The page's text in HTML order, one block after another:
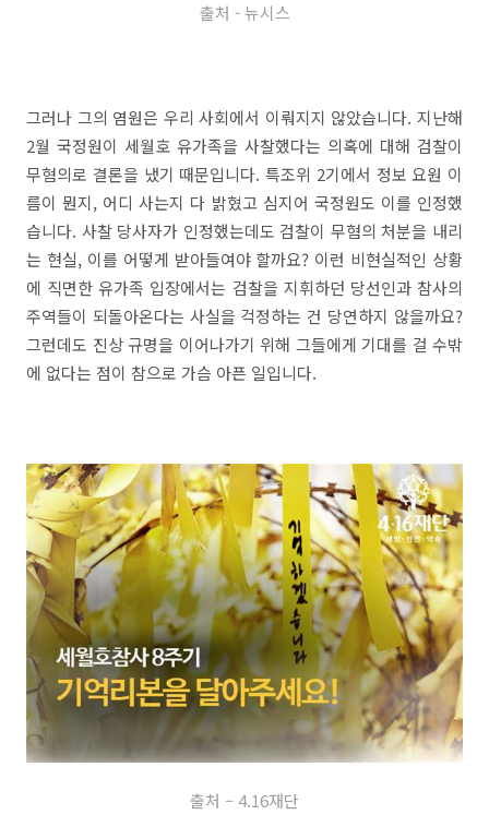
출처 - 뉴시스
그러나 그의 염원은 우리 사회에서 이뤄지지 않았습니다. 지난해
2월 국정원이 세월호 유가족을 사찰했다는 의혹에 대해 검찰이
무혐의로 결론을 냈기 때문입니다. 특조위 2기에서 정보 요원 이
름이 뭔지, 어디 사는지 다 밝혔고 심지어 국정원도 이를 인정했
습니다. 사찰 당사자가 인정했는데도 검찰이 무혐의 처분을 내리
는 현실, 이를 어떻게 받아들여야 할까요? 이런 비현실적인 상황
에 직면한 유가족 입장에서는 검찰을 지휘하던 당선인과 참사의
주역들이 되돌아온다는 사실을 걱정하는 건 당연하지 않을까요?
그런데도 진상 규명을 이어나가기 위해 그들에게 기대를 걸 수밖
에 없다는 점이 참으로 가슴 아픈 일입니다.
출처 – 4.16재단